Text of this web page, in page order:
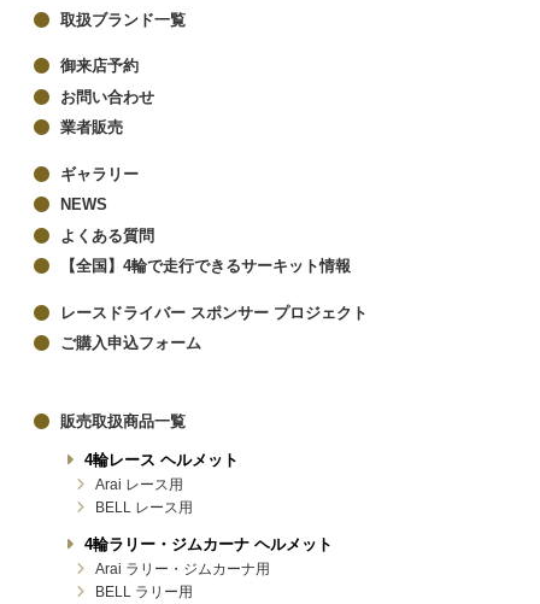
取扱ブランド一覧
御来店予約
お問い合わせ
業者販売
ギャラリー
NEWS
よくある質問
【全国】4輪で走行できるサーキット情報
レースドライバー スポンサー プロジェクト
ご購入申込フォーム
販売取扱商品一覧
4輪レース ヘルメット
Arai レース用
BELL レース用
4輪ラリー・ジムカーナ ヘルメット
Arai ラリー・ジムカーナ用
BELL ラリー用